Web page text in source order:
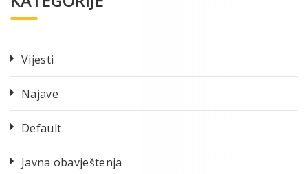
Vijesti
Najave
Default
Javna obavještenja